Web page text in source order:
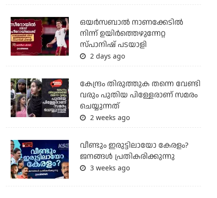
ഒയര്‍സബാൽ നാണക്കേടിൽ
നിന്ന് ഉയിർത്തെഴുന്നേറ്റ
സ്പാനിഷ് പടയാളി
2 days ago
കേന്ദ്രം തിരുത്തുക തന്നെ വേണ്ടി
വരും പുതിയ പിള്ളേരാണ് സമരം
ചെയ്യുന്നത്
2 weeks ago
വീണ്ടും ഇരുട്ടിലായോ കേരളം?
ജനങ്ങൾ പ്രതികരിക്കുന്നു
3 weeks ago